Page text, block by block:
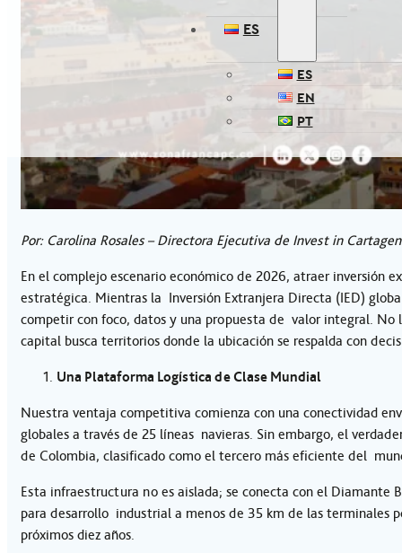
ES
ES
EN
PT
Por: Carolina Rosales – Directora Ejecutiva de Invest in
En el complejo escenario económico de 2026, atraer inversión
estratégica. Mientras la Inversión Extranjera Directa (IED)
competir con foco, datos y una propuesta de valor integral.
capital busca territorios donde la ubicación se respalda con
Una Plataforma Logística de Clase Mundial
Nuestra ventaja competitiva comienza con una conectividad
globales a través de 25 líneas navieras. Sin embargo, el
de Colombia, clasificado como el tercero más eficiente del
Esta infraestructura no es aislada; se conecta con el
para desarrollo industrial a menos de 35 km de las terminales
próximos diez años.